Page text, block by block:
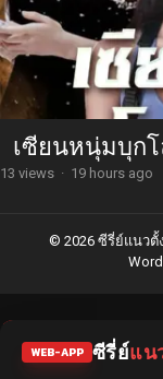
เซียนหนุ่มบุก
13 views · 19 hours ago
© 2026 ซีรี่ย์แนว
WEB-APP ซีรี่ย์แน